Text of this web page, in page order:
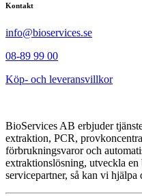
Kontakt
info@bioservices.se
08-89 99 00
Köp- och leveransvillkor
BioServices AB erbjuder
extraktion, PCR,
förbrukningsvaror och
extraktionslösning, utveckla
servicepartner, så kan vi hjälpa